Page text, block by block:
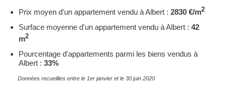
Prix moyen d'un appartement vendu à Albert : 2830 €/m2
Surface moyenne d'un appartement vendu à Albert : 42
m2
Pourcentage d'appartements parmi les biens vendus à
Albert : 33%
Données recueillies entre le 1er janvier et le 30 juin 2020